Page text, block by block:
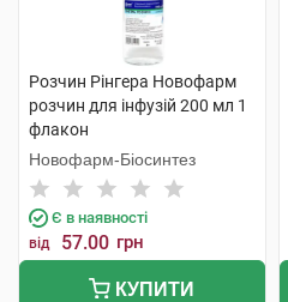
Розчин Рінгера Новофарм
розчин для інфузій 200 мл 1
флакон
Новофарм-Біосинтез
Є в наявності
від 57.00 грн
КУПИТИ